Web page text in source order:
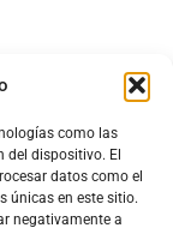
como las
dispositivo. El
datos como el
únicas en este sitio.
negativamente a